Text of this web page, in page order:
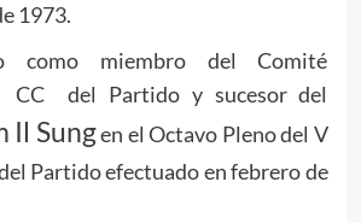
1973.
como miembro del Comité
del Partido y sucesor del
Il Sungen el Octavo Pleno del V
Partido efectuado en febrero de